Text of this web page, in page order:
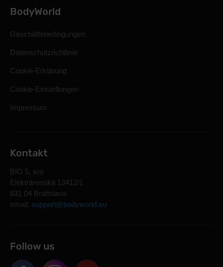
BodyWorld
Geschäftsbedingungen
Datenschutzrichtlinie
Cookie-Erklärung
Cookie-Einstellungen
Impressum
Kontakt
BIO 5, sro
Elektrárenská 13412/1
831 04 Bratislava
email: support@bodyworld.eu
Follow us